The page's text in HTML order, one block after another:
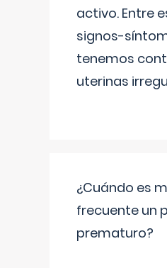
activo. Entre
signos-
tenemos
uterinas
¿Cuándo es
frecuente un
prematuro?